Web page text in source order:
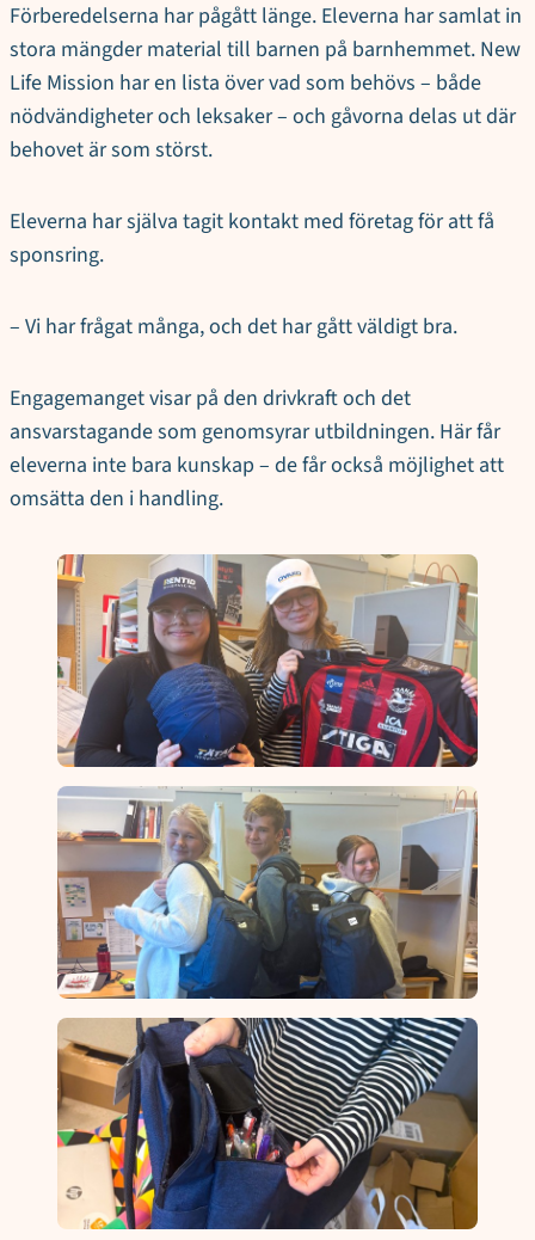
Förberedelserna har pågått länge. Eleverna har samlat in
stora mängder material till barnen på barnhemmet. New
Life Mission har en lista över vad som behövs – både
nödvändigheter och leksaker – och gåvorna delas ut där
behovet är som störst.
Eleverna har själva tagit kontakt med företag för att få
sponsring.
– Vi har frågat många, och det har gått väldigt bra.
Engagemanget visar på den drivkraft och det
ansvarstagande som genomsyrar utbildningen. Här får
eleverna inte bara kunskap – de får också möjlighet att
omsätta den i handling.